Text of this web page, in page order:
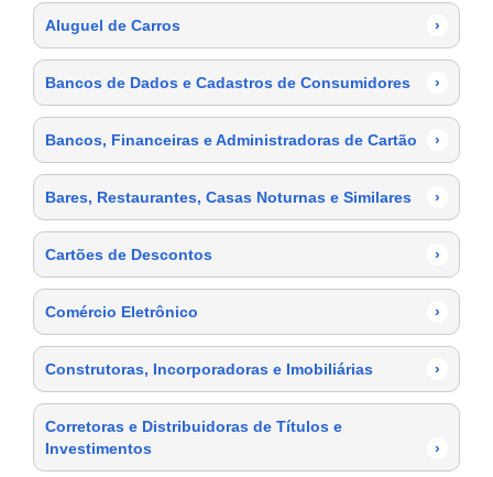
Aluguel de Carros ›
Bancos de Dados e Cadastros de Consumidores ›
Bancos, Financeiras e Administradoras de Cartão ›
Bares, Restaurantes, Casas Noturnas e Similares ›
Cartões de Descontos ›
Comércio Eletrônico ›
Construtoras, Incorporadoras e Imobiliárias ›
Corretoras e Distribuidoras de Títulos e
Investimentos
›